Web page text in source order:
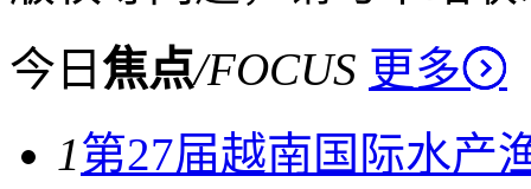
今日 焦点/FOCUS 更多
1第27届越南国际水产